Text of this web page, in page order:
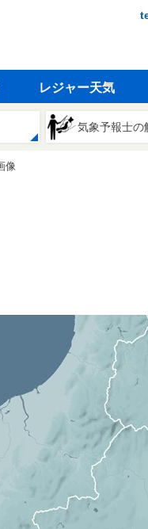
レジャー天気
気象予報士の
像